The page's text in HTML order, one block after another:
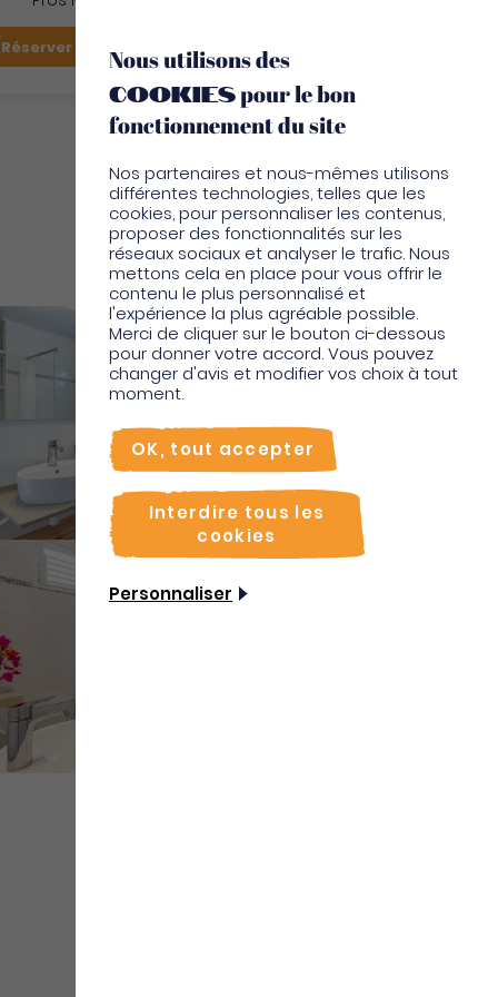
Réserver mon vol Je suis sur place
Locations vacances
Nous utilisons des
cookiespour le bon
fonctionnement du site
Nos partenaires et nous-mêmes utilisons
différentes technologies, telles que les
cookies, pour personnaliser les contenus,
proposer des fonctionnalités sur les
réseaux sociaux et analyser le trafic. Nous
mettons cela en place pour vous offrir le
contenu le plus personnalisé et
l'expérience la plus agréable possible.
Merci de cliquer sur le bouton ci-dessous
pour donner votre accord. Vous pouvez
changer d'avis et modifier vos choix à tout
moment.
OK, tout accepter
Interdire tous les
cookies
Personnaliser